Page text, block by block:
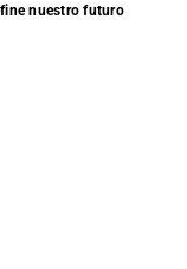
nuestro futuro